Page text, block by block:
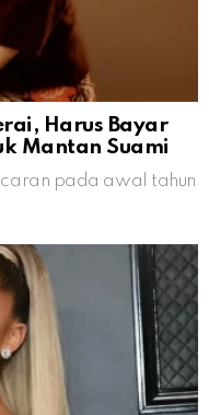
Harus Bayar
Mantan Suami
pada awal tahun